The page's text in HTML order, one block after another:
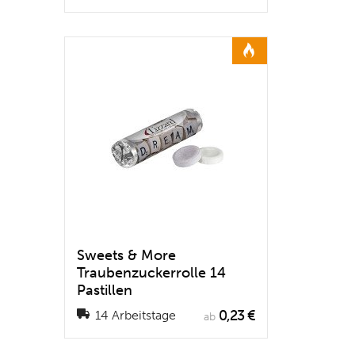
Sweets & More
Traubenzuckerrolle 14
Pastillen
14 Arbeitstage ab 0,23 €